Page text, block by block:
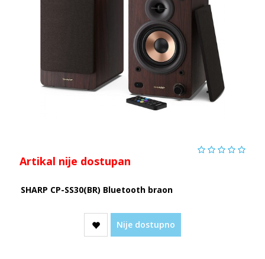
Artikal nije dostupan
SHARP CP-SS30(BR) Bluetooth braon
Nije dostupno